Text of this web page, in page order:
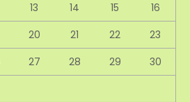
13 14 15
16
20 21 22
23
27 28 29
30